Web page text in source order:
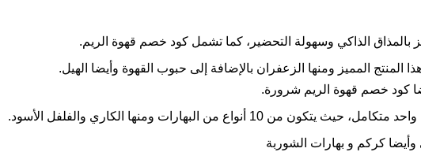
بالمذاق الذاكي وسهولة التحضير، كما تشمل كود خصم قهوة الريم.
المنتج المميز ومنها الزعفران بالإضافة إلى حبوب القهوة وأيضا الهيل.
كود خصم قهوة الريم شرورة.
من البهارات ومنها الكاري والفلفل الأسود.
وأيضا كركم و بهارات الشوربة